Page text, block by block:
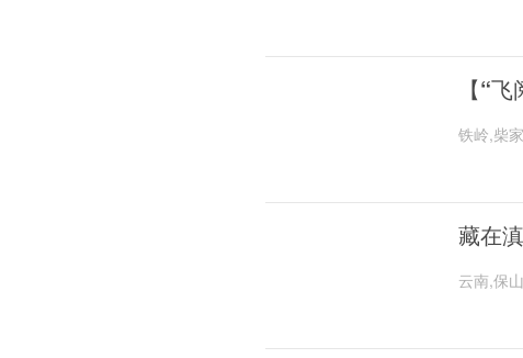
【“
铁岭,柴
藏在
云南,保